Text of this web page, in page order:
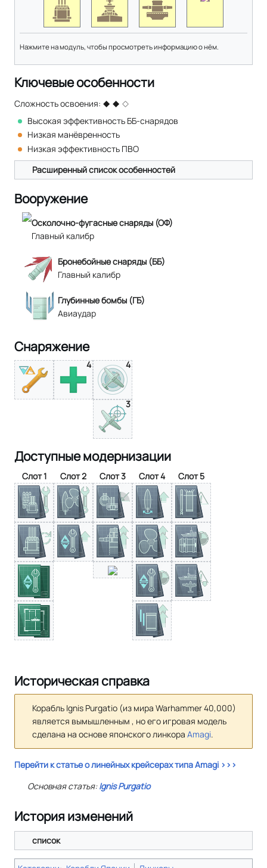
Нажмите на модуль, чтобы просмотреть информацию о нём.
Ключевые особенности
Сложность освоения:
Высокая эффективность ББ-снарядов
Низкая манёвренность
Низкая эффективность ПВО
Расширенный список особенностей
Вооружение
Осколочно-фугасные снаряды (ОФ)
Главный калибр
Бронебойные снаряды (ББ)
Главный калибр
Глубинные бомбы (ГБ)
Авиаудар
Снаряжение
4 4
3
Доступные модернизации
Слот 1 Слот 2 Слот 3 Слот 4 Слот 5
Историческая справка
Корабль Ignis Purgatio (из мира Warhammer 40,000)
является вымышленным , но его игровая модель
сделана на основе японского линкораAmagi.
Перейти к статье о линейных крейсерах типа Amagi >>>
Основная статья:Ignis Purgatio
История изменений
список